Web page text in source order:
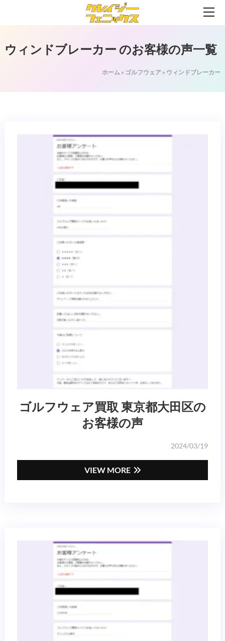
ウィンドブレーカー のお客様の声一覧
ホーム » ゴルフウェア » ウィンドブレーカー
ゴルフウェア買取 東京都大田区の
お客様の声
2024/03/19
VIEW MORE